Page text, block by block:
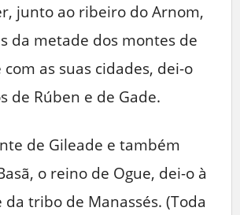
junto ao ribeiro do Arnom,
da metade dos montes de
com as suas cidades, dei-o
de Rúben e de Gade.
de Gileade e também
o reino de Ogue, dei-o à
da tribo de Manassés. (Toda